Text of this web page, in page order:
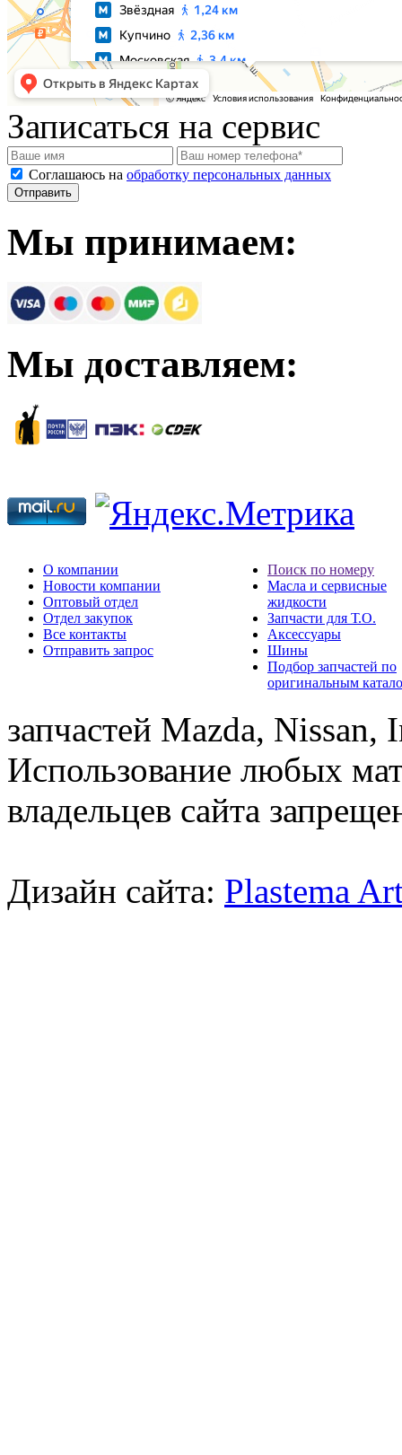
Записаться на сервис
Соглашаюсь на обработку персональных данных
Мы принимаем:
Мы доставляем:
О компании
Новости компании
Оптовый отдел
Отдел закупок
Все контакты
Отправить запрос
Поиск по номеру
Масла и сервисные
жидкости
Запчасти для Т.О.
Аксессуары
Шины
Подбор запчастей по
оригинальным
запчастей Mazda,
Использование любых
владельцев сайта
Дизайн сайта: Plastema